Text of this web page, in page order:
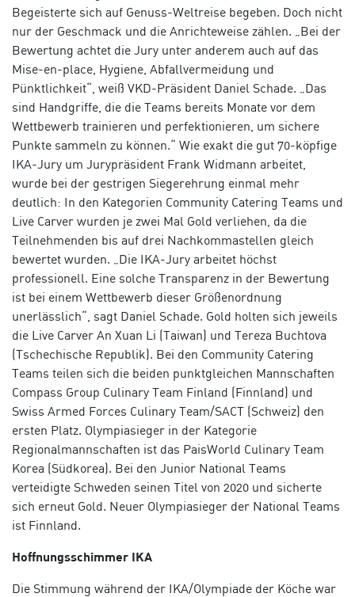
Begeisterte sich auf Genuss-Weltreise begeben. Doch nicht
nur der Geschmack und die Anrichteweise zählen. „Bei der
Bewertung achtet die Jury unter anderem auch auf das
Mise-en-place, Hygiene, Abfallvermeidung und
Pünktlichkeit“, weiß VKD-Präsident Daniel Schade. „Das
sind Handgriffe, die die Teams bereits Monate vor dem
Wettbewerb trainieren und perfektionieren, um sichere
Punkte sammeln zu können.“ Wie exakt die gut 70-köpfige
IKA-Jury um Jurypräsident Frank Widmann arbeitet,
wurde bei der gestrigen Siegerehrung einmal mehr
deutlich: In den Kategorien Community Catering Teams und
Live Carver wurden je zwei Mal Gold verliehen, da die
Teilnehmenden bis auf drei Nachkommastellen gleich
bewertet wurden. „Die IKA-Jury arbeitet höchst
professionell. Eine solche Transparenz in der Bewertung
ist bei einem Wettbewerb dieser Größenordnung
unerlässlich“, sagt Daniel Schade. Gold holten sich jeweils
die Live Carver An Xuan Li (Taiwan) und Tereza Buchtova
(Tschechische Republik). Bei den Community Catering
Teams teilen sich die beiden punktgleichen Mannschaften
Compass Group Culinary Team Finland (Finnland) und
Swiss Armed Forces Culinary Team/SACT (Schweiz) den
ersten Platz. Olympiasieger in der Kategorie
Regionalmannschaften ist das PaisWorld Culinary Team
Korea (Südkorea). Bei den Junior National Teams
verteidigte Schweden seinen Titel von 2020 und sicherte
sich erneut Gold. Neuer Olympiasieger der National Teams
ist Finnland.
Hoffnungsschimmer IKA
Die Stimmung während der IKA/Olympiade der Köche war